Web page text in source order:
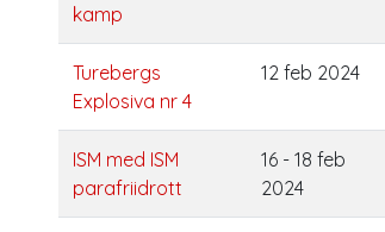
kamp
Turebergs
Explosiva nr 4
12 feb 2024
ISM med ISM
parafriidrott
16 - 18 feb
2024